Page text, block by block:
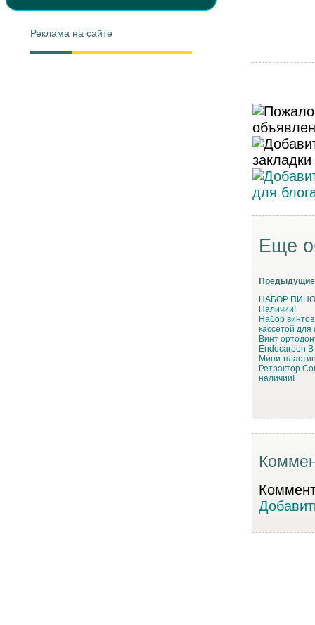
Реклама на сайте
Еще
Предыдущие
НАБОР
Наличии!
Набор
кассетой
Винт
Endocarbon
Мини-
Ретрактор
наличии!